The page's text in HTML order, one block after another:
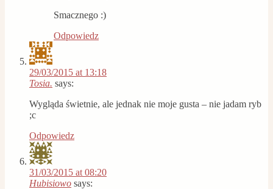
Smacznego :)
Odpowiedz
29/03/2015 at 13:18
Tosia. says:
Wygląda świetnie, ale jednak nie moje gusta – nie jadam ryb
;c
Odpowiedz
31/03/2015 at 08:20
Hubisiowo says: